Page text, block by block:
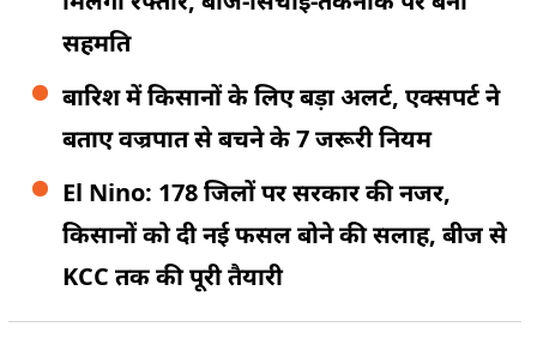
सहमति
बारिश में किसानों के लिए बड़ा अलर्ट, एक्सपर्ट ने
बताए वज्रपात से बचने के 7 जरूरी नियम
El Nino: 178 जिलों पर सरकार की नजर,
किसानों को दी नई फसल बोने की सलाह, बीज से
KCC तक की पूरी तैयारी